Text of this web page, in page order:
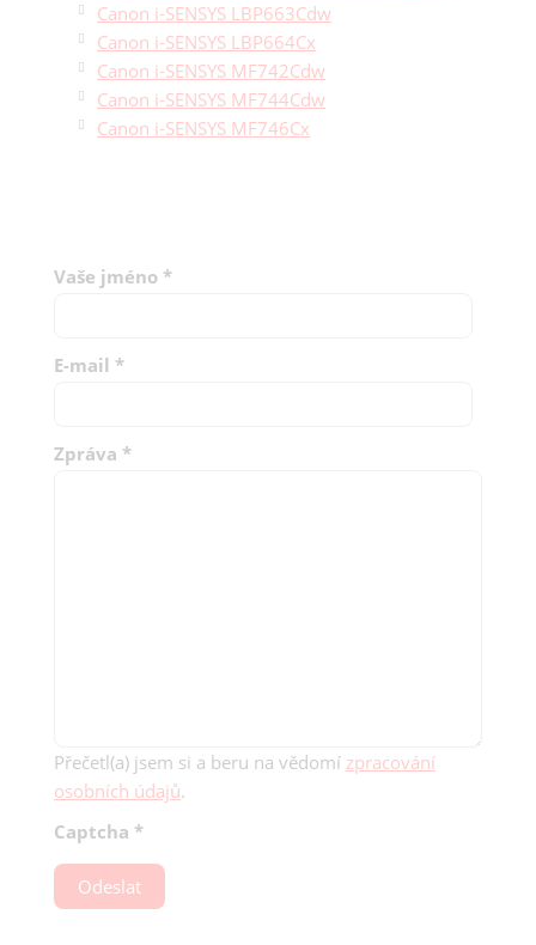
Canon i-SENSYS LBP663Cdw
Canon i-SENSYS LBP664Cx
Canon i-SENSYS MF742Cdw
Canon i-SENSYS MF744Cdw
Canon i-SENSYS MF746Cx
Vaše jméno *
E-mail *
Zpráva *
Přečetl(a) jsem si a beru na vědomí zpracování
osobních údajů.
Captcha *
Odeslat